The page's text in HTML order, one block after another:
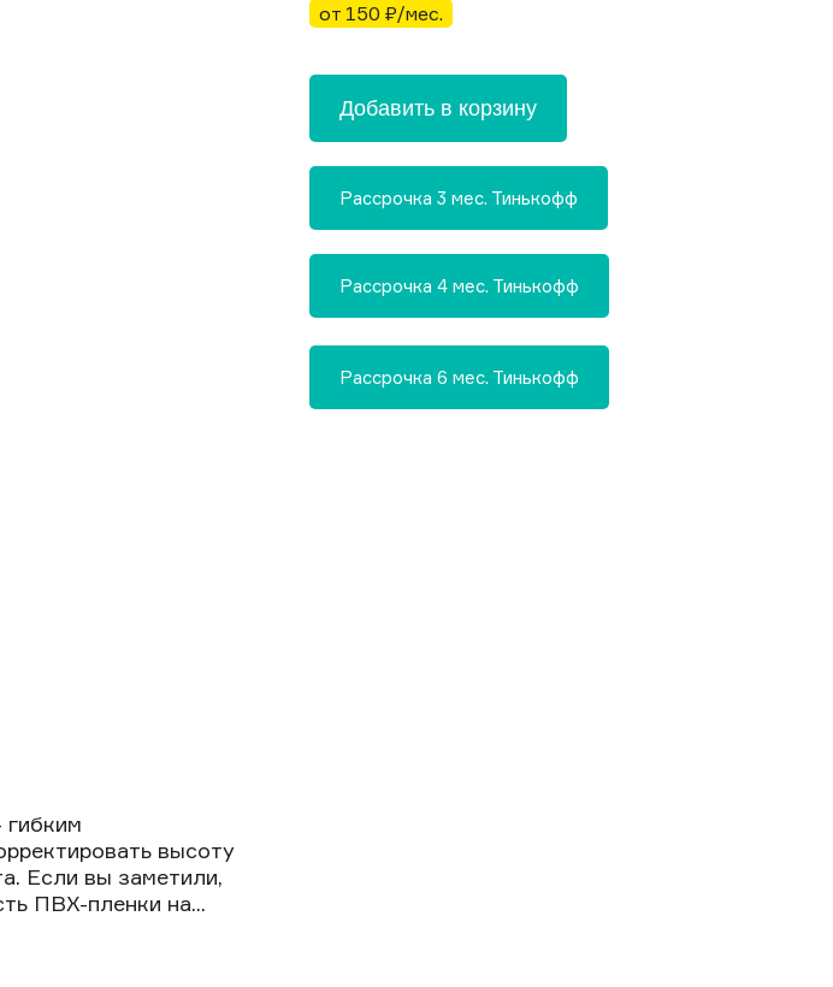
высоту
Если вы заметили,
ПВХ-пленки на...
от 150 ₽/мес.
Добавить в корзину
Рассрочка 3 мес. Тинькофф
Рассрочка 4 мес. Тинькофф
Рассрочка 6 мес. Тинькофф